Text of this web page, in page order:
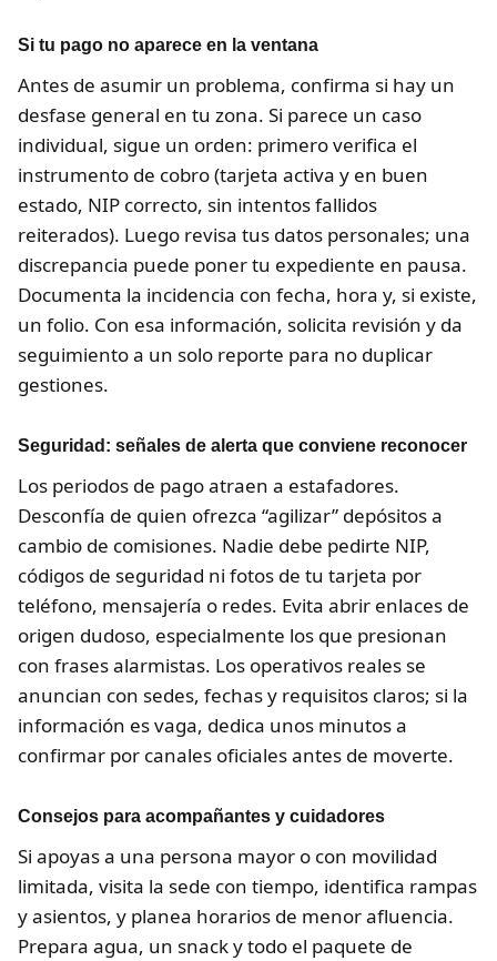
Si tu pago no aparece en la ventana
Antes de asumir un problema, confirma si hay un
desfase general en tu zona. Si parece un caso
individual, sigue un orden: primero verifica el
instrumento de cobro (tarjeta activa y en buen
estado, NIP correcto, sin intentos fallidos
reiterados). Luego revisa tus datos personales; una
discrepancia puede poner tu expediente en pausa.
Documenta la incidencia con fecha, hora y, si existe,
un folio. Con esa información, solicita revisión y da
seguimiento a un solo reporte para no duplicar
gestiones.
Seguridad: señales de alerta que conviene reconocer
Los periodos de pago atraen a estafadores.
Desconfía de quien ofrezca “agilizar” depósitos a
cambio de comisiones. Nadie debe pedirte NIP,
códigos de seguridad ni fotos de tu tarjeta por
teléfono, mensajería o redes. Evita abrir enlaces de
origen dudoso, especialmente los que presionan
con frases alarmistas. Los operativos reales se
anuncian con sedes, fechas y requisitos claros; si la
información es vaga, dedica unos minutos a
confirmar por canales oficiales antes de moverte.
Consejos para acompañantes y cuidadores
Si apoyas a una persona mayor o con movilidad
limitada, visita la sede con tiempo, identifica rampas
y asientos, y planea horarios de menor afluencia.
Prepara agua, un snack y todo el paquete de